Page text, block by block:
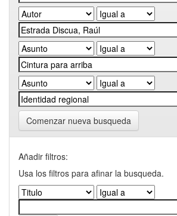
Comenzar nueva busqueda
Añadir filtros:
Usa los filtros para afinar la busqueda.